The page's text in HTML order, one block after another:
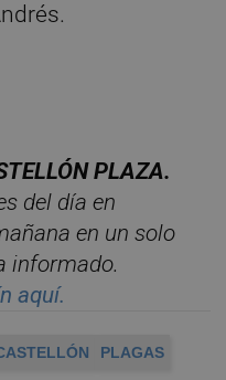
ÓNPLAZA.
del día en
ñana en un solo
informado.
n aquí.
PLAGAS